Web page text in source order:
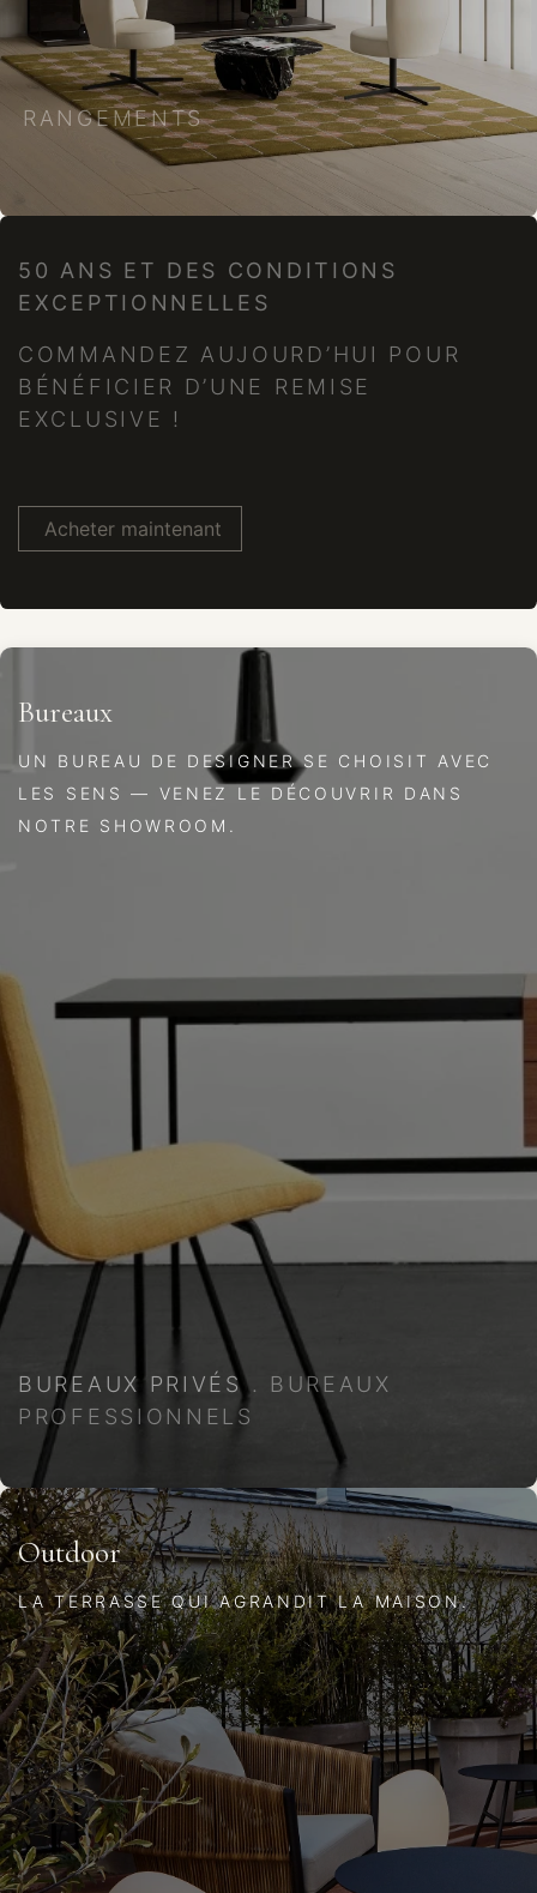
RANGEMENTS
50 ANS ET DES CONDITIONS
EXCEPTIONNELLES
COMMANDEZ AUJOURD’HUI POUR
BÉNÉFICIER D’UNE REMISE
EXCLUSIVE !
Acheter maintenant
Bureaux
UN BUREAU DE DESIGNER SE CHOISIT AVEC
LES SENS — VENEZ LE DÉCOUVRIR DANS
NOTRE SHOWROOM.
BUREAUX PRIVÉS .
BUREAUX
PROFESSIONNELS
Outdoor
LA TERRASSE QUI AGRANDIT LA MAISON.